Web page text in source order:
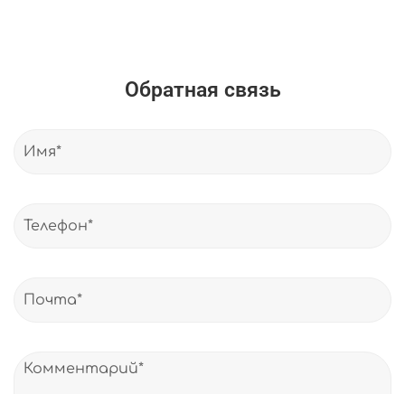
Обратная связь